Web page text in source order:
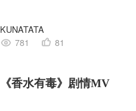
KUNATATA
781
81
《香水有毒》剧情MV